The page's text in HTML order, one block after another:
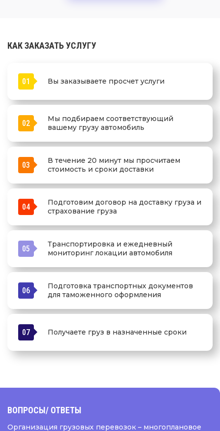
КАК ЗАКАЗАТЬ УСЛУГУ
01 Вы заказываете просчет услуги
02
Мы подбираем соответствующий
вашему грузу автомобиль
03
В течение 20 минут мы просчитаем
стоимость и сроки доставки
04
Подготовим договор на доставку груза и
страхование груза
05
Транспортировка и ежедневный
мониторинг локации автомобиля
06
Подготовка транспортных документов
для таможенного оформления
07 Получаете груз в назначенные сроки
ВОПРОСЫ/ ОТВЕТЫ
Организация грузовых перевозок – многоплановое